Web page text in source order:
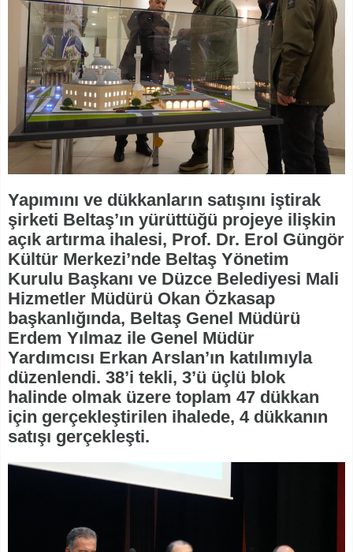
Yapımını ve dükkanların satışını iştirak
şirketi Beltaş’ın yürüttüğü projeye ilişkin
açık artırma ihalesi, Prof. Dr. Erol Güngör
Kültür Merkezi’nde Beltaş Yönetim
Kurulu Başkanı ve Düzce Belediyesi Mali
Hizmetler Müdürü Okan Özkasap
başkanlığında, Beltaş Genel Müdürü
Erdem Yılmaz ile Genel Müdür
Yardımcısı Erkan Arslan’ın katılımıyla
düzenlendi. 38’i tekli, 3’ü üçlü blok
halinde olmak üzere toplam 47 dükkan
için gerçekleştirilen ihalede, 4 dükkanın
satışı gerçekleşti.